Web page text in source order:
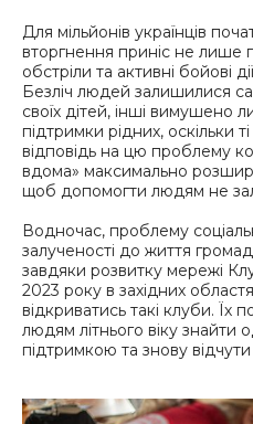
Для мільйонів українців
вторгнення приніс не лише
обстріли та активні бойові
Безліч людей залишилися
своїх дітей, інші вимушено
підтримки рідних, оскільки
відповідь на цю проблему
вдома» максимально
щоб допомогти людям не
Водночас, проблему
залученості до життя
завдяки розвитку мережі
2023 року в західних
відкриватись такі клуби. Їх
людям літнього віку знайти
підтримкою та знову